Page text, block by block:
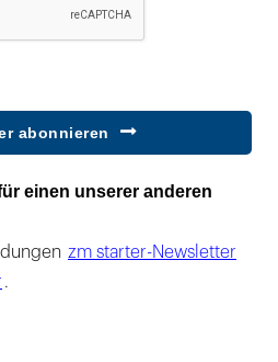
abonnieren
einen unserer anderen
zm starter-Newsletter
.